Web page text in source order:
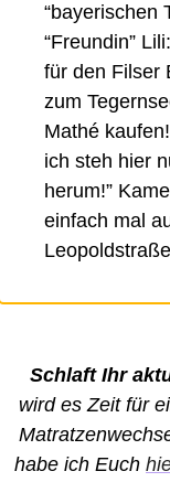
“bayerischen
“Freundin”
für den Filser
zum
Mathé
ich steh hier
herum!”
einfach mal
Schlaft Ihr
wird es Zeit für
habe ich Euch